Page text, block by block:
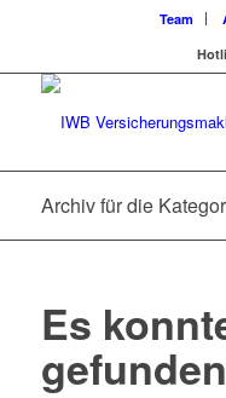
Team
Archiv für die
Es